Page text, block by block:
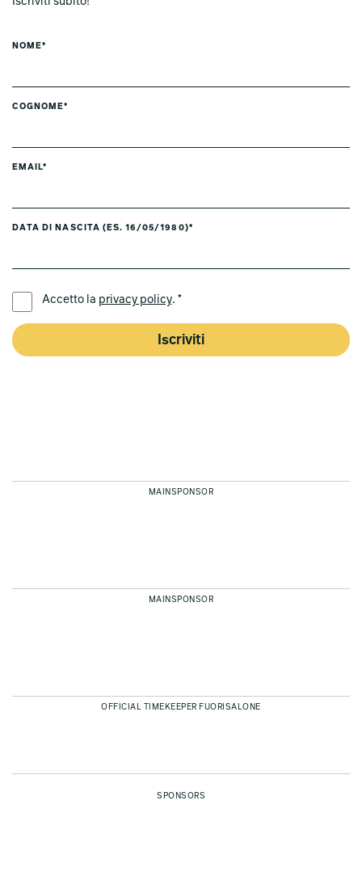
NOME*
COGNOME*
EMAIL*
DATA DI NASCITA (ES. 16/05/1980)*
Accetto la privacy policy. *
Iscriviti
MAINSPONSOR
MAINSPONSOR
OFFICIAL TIMEKEEPER FUORISALONE
SPONSORS